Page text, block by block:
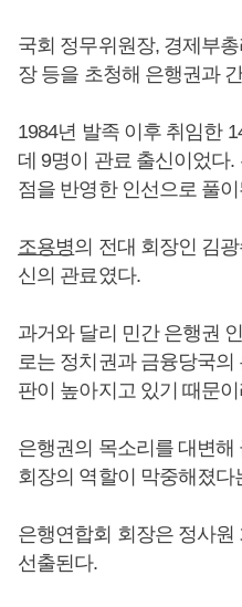
국회 정무위원장, 경제부
장 등을 초청해 은행권과
1984년 발족 이후 취임한
데 9명이 관료 출신이었다
점을 반영한 인선으로 풀
조용병의 전대 회장인 김
신의 관료였다.
과거와 달리 민간 은행권
로는 정치권과 금융당국의
판이 높아지고 있기 때문
은행권의 목소리를 대변
회장의 역할이 막중해졌다
은행연합회 회장은 정사
선출된다.